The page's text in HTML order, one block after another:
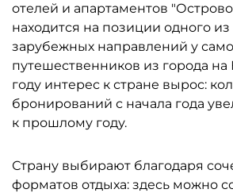
отелей и апартаментов
находится на позиции одного
зарубежных направлений у
путешественников из города на
году интерес к стране вырос:
бронирований с начала года
к прошлому году.
Страну выбирают благодаря
форматов отдыха: здесь можно